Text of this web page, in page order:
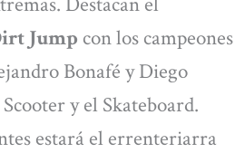
Jump con los campeones
Bonafé y Diego
y el Skateboard.
estará el errenteriarra